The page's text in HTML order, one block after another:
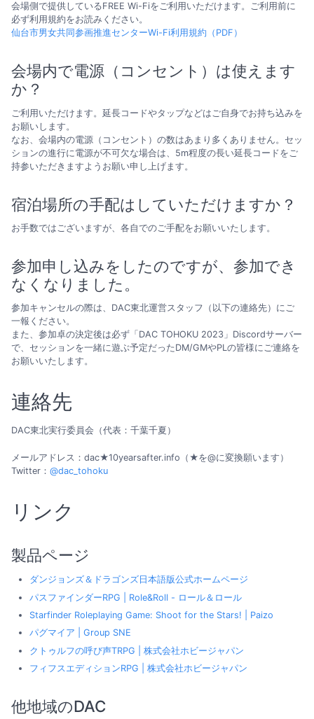
会場側で提供しているFREE Wi-Fiをご利用いただけます。ご利用前に
必ず利用規約をお読みください。
仙台市男女共同参画推進センターWi-Fi利用規約（PDF）
会場内で電源（コンセント）は使えます
か？
ご利用いただけます。延長コードやタップなどはご自身でお持ち込みを
お願いします。
なお、会場内の電源（コンセント）の数はあまり多くありません。セッ
ションの進行に電源が不可欠な場合は、5m程度の長い延長コードをご
持参いただきますようお願い申し上げます。
宿泊場所の手配はしていただけますか？
お手数ではございますが、各自でのご手配をお願いいたします。
参加申し込みをしたのですが、参加でき
なくなりました。
参加キャンセルの際は、DAC東北運営スタッフ（以下の連絡先）にご
一報ください。
また、参加卓の決定後は必ず「DAC TOHOKU 2023」Discordサーバー
で、セッションを一緒に遊ぶ予定だったDM/GMやPLの皆様にご連絡を
お願いいたします。
連絡先
DAC東北実行委員会（代表：千葉千夏）
メールアドレス：dac★10yearsafter.info（★を@に変換願います）
Twitter： @dac_tohoku
リンク
製品ページ
ダンジョンズ＆ドラゴンズ日本語版公式ホームページ
パスファインダーRPG | Role&Roll - ロール＆ロール
Starfinder Roleplaying Game: Shoot for the Stars! | Paizo
パグマイア | Group SNE
クトゥルフの呼び声TRPG | 株式会社ホビージャパン
フィフスエディションRPG | 株式会社ホビージャパン
他地域のDAC